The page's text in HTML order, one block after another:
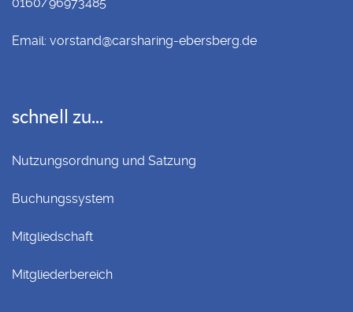
Email: vorstand@carsharing-ebersberg.de
schnell zu...
Nutzungsordnung und Satzung
Buchungssystem
Mitgliedschaft
Mitgliederbereich